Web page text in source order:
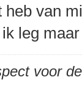
heb van
leg
voor